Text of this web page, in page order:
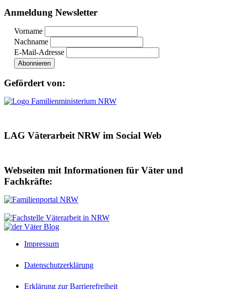
Anmeldung Newsletter
Vorname
Nachname
E-Mail-Adresse
Gefördert von:
LAG Väterarbeit NRW im Social Web
Webseiten mit Informationen für Väter und
Fachkräfte:
Impressum
Datenschutzerklärung
Erklärung zur Barrierefreiheit